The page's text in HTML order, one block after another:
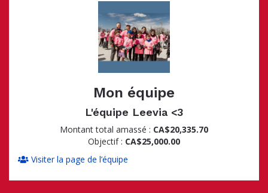
Mon équipe
L'équipe Leevia <3
Montant total amassé : CA$20,335.70
Objectif : CA$25,000.00
Visiter la page de l’équipe